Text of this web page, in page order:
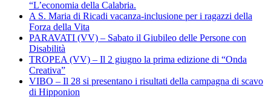
“L’economia della Calabria.
A S. Maria di Ricadi vacanza-inclusione per i ragazzi della
Forza della Vita
PARAVATI (VV) – Sabato il Giubileo delle Persone con
Disabilità
TROPEA (VV) – Il 2 giugno la prima edizione di “Onda
Creativa”
VIBO – Il 28 si presentano i risultati della campagna di scavo
di Hipponion